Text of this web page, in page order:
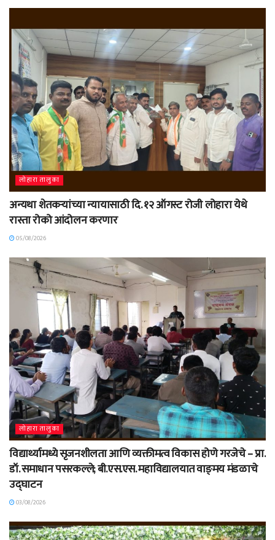
लोहारा तालुका
अन्यथा शेतकऱ्यांच्या न्यायासाठी दि. १२ ऑगस्ट रोजी लोहारा येथे
रास्ता रोको आंदोलन करणार
05/08/2026
लोहारा तालुका
विद्यार्थ्यामध्ये सृजनशीलता आणि व्यक्तीमत्व विकास होणे गरजेचे – प्रा.
डॉ. समाधान पसरकल्ले; बी.एस.एस. महाविद्यालयात वाङ्‌मय मंडळाचे
उद्घाटन
03/08/2026